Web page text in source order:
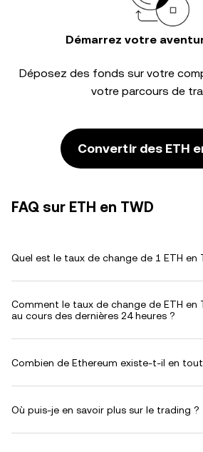
Démarrez votre
Déposez des fonds sur votre
votre parcours de
Convertir des ETH
FAQ sur ETH en TWD
Quel est le taux de change de 1 ETH en
Comment le taux de change de ETH en
au cours des dernières 24 heures ?
Combien de Ethereum existe-t-il en
Où puis-je en savoir plus sur le trading ?